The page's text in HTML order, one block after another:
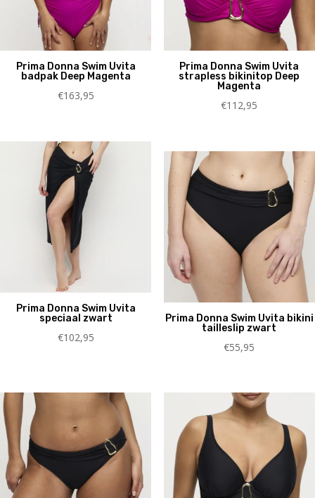
Prima Donna Swim Uvita
badpak Deep Magenta
€163,95
Prima Donna Swim Uvita
strapless bikinitop Deep
Magenta
€112,95
Prima Donna Swim Uvita
speciaal zwart
€102,95
Prima Donna Swim Uvita bikini
tailleslip zwart
€55,95